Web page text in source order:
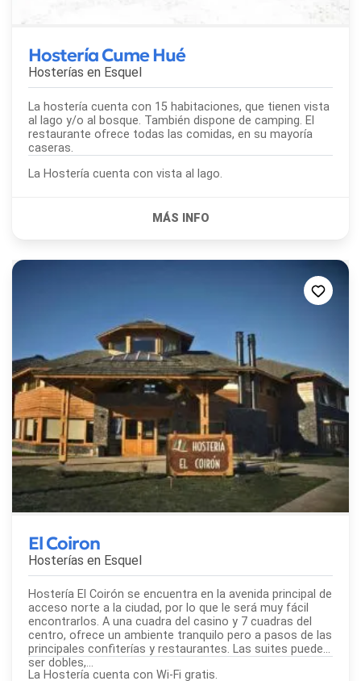
Hostería Cume Hué
Hosterías en Esquel
La hostería cuenta con 15 habitaciones, que tienen vista
al lago y/o al bosque. También dispone de camping. El
restaurante ofrece todas las comidas, en su mayoría
caseras.
La Hostería cuenta con vista al lago.
El Coiron
Hosterías en Esquel
Hostería El Coirón se encuentra en la avenida principal de
acceso norte a la ciudad, por lo que le será muy fácil
encontrarlos. A una cuadra del casino y 7 cuadras del
centro, ofrece un ambiente tranquilo pero a pasos de las
principales confiterías y restaurantes. Las suites pueden
ser dobles,...
La Hostería cuenta con Wi-Fi gratis.